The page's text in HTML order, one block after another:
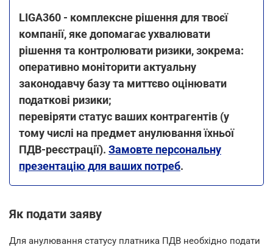
LIGA360 - комплексне рішення для твоєї
компанії, яке допомагає ухвалювати
рішення та контролювати ризики, зокрема:
оперативно моніторити актуальну
законодавчу базу та миттєво оцінювати
податкові ризики;
перевіряти статус ваших контрагентів (у
тому числі на предмет анулювання їхньої
ПДВ-реєстрації). Замовте персональну
презентацію для ваших потреб.
Як подати заяву
Для анулювання статусу платника ПДВ необхідно подати